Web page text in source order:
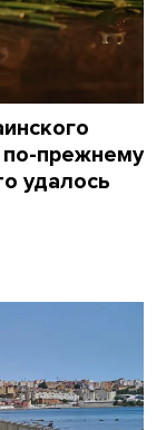
прежнему
удалось